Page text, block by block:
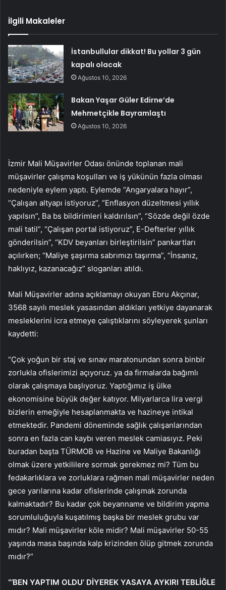
İlgili Makaleler
İstanbullular dikkat! Bu yollar 3 gün
kapalı olacak
Ağustos 10, 2026
Bakan Yaşar Güler Edirne’de
Mehmetçikle Bayramlaştı
Ağustos 10, 2026
İzmir Mali Müşavirler Odası önünde toplanan mali
müşavirler çalışma koşulları ve iş yükünün fazla olması
nedeniyle eylem yaptı. Eylemde “Angaryalara hayır”,
“Çalışan altyapı istiyoruz”, “Enflasyon düzeltmesi yıllık
yapılsın”, Ba bs bildirimleri kaldırılsın”, “Sözde değil özde
mali tatil”, “Çalışan portal istiyoruz”, E-Defterler yıllık
gönderilsin”, “KDV beyanları birleştirilsin” pankartları
açılırken; “Maliye şaşırma sabrımızı taşırma”, “İnsanız,
haklıyız, kazanacağız” sloganları atıldı.
Mali Müşavirler adına açıklamayı okuyan Ebru Akçınar,
3568 sayılı meslek yasasından aldıkları yetkiye dayanarak
mesleklerini icra etmeye çalıştıklarını söyleyerek şunları
kaydetti:
“Çok yoğun bir staj ve sınav maratonundan sonra binbir
zorlukla ofislerimizi açıyoruz. ya da firmalarda bağımlı
olarak çalışmaya başlıyoruz. Yaptığımız iş ülke
ekonomisine büyük değer katıyor. Milyarlarca lira vergi
bizlerin emeğiyle hesaplanmakta ve hazineye intikal
etmektedir. Pandemi döneminde sağlık çalışanlarından
sonra en fazla can kaybı veren meslek camiasıyız. Peki
buradan başta TÜRMOB ve Hazine ve Maliye Bakanlığı
olmak üzere yetkililere sormak gerekmez mi? Tüm bu
fedakarlıklara ve zorluklara rağmen mali müşavirler neden
gece yarılarına kadar ofislerinde çalışmak zorunda
kalmaktadır? Bu kadar çok beyanname ve bildirim yapma
sorumluluğuyla kuşatılmış başka bir meslek grubu var
mıdır? Mali müşavirler köle midir? Mali müşavirler 50-55
yaşında masa başında kalp krizinden ölüp gitmek zorunda
mıdır?”
“‘BEN YAPTIM OLDU’ DİYEREK YASAYA AYKIRI TEBLİĞLE